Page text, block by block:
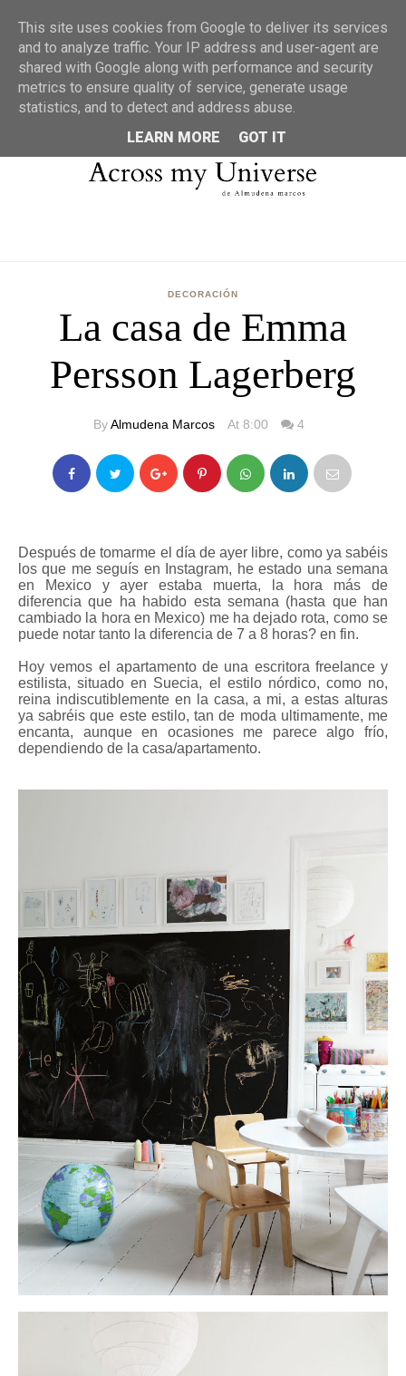
MENU
DECORACIÓN
La casa de Emma
Persson Lagerberg
ByAlmudena Marcos At 8:00 4
Después de tomarme el día de ayer libre, como ya sabéis
los que me seguís en Instagram, he estado una semana
en Mexico y ayer estaba muerta, la hora más de
diferencia que ha habido esta semana (hasta que han
cambiado la hora en Mexico) me ha dejado rota, como se
puede notar tanto la diferencia de 7 a 8 horas? en fin.
Hoy vemos el apartamento de una escritora freelance y
estilista, situado en Suecia, el estilo nórdico, como no,
reina indiscutiblemente en la casa, a mi, a estas alturas
ya sabréis que este estilo, tan de moda ultimamente, me
encanta, aunque en ocasiones me parece algo frío,
dependiendo de la casa/apartamento.
This site uses cookies from Google to deliver its services
and to analyze traffic. Your IP address and user-agent are
shared with Google along with performance and security
metrics to ensure quality of service, generate usage
statistics, and to detect and address abuse.
LEARN MORE
GOT IT